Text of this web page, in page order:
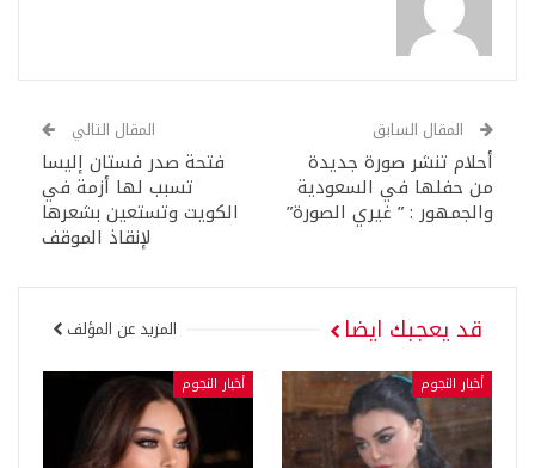
المقال السابق
أحلام تنشر صورة جديدة
من حفلها في السعودية
والجمهور : ” غيري الصورة”
المقال التالي
فتحة صدر فستان إليسا
تسبب لها أزمة في
الكويت وتستعين بشعرها
لإنقاذ الموقف
قد يعجبك ايضا المزيد عن المؤلف
أخبار النجوم أخبار النجوم